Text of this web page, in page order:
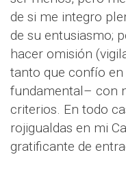
de si me integro
de su entusiasmo;
hacer omisión
tanto que confío
fundamental– con
criterios. En todo
rojigualdas en mi
gratificante de